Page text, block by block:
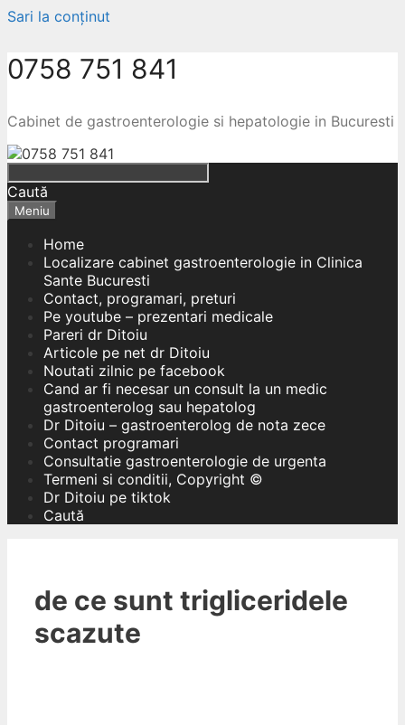
Sari la conținut
0758 751 841
Cabinet de gastroenterologie si hepatologie in Bucuresti
Caută
Meniu
Home
Localizare cabinet gastroenterologie in Clinica
Sante Bucuresti
Contact, programari, preturi
Pe youtube – prezentari medicale
Pareri dr Ditoiu
Articole pe net dr Ditoiu
Noutati zilnic pe facebook
Cand ar fi necesar un consult la un medic
gastroenterolog sau hepatolog
Dr Ditoiu – gastroenterolog de nota zece
Contact programari
Consultatie gastroenterologie de urgenta
Termeni si conditii, Copyright ©
Dr Ditoiu pe tiktok
Caută
de ce sunt trigliceridele
scazute